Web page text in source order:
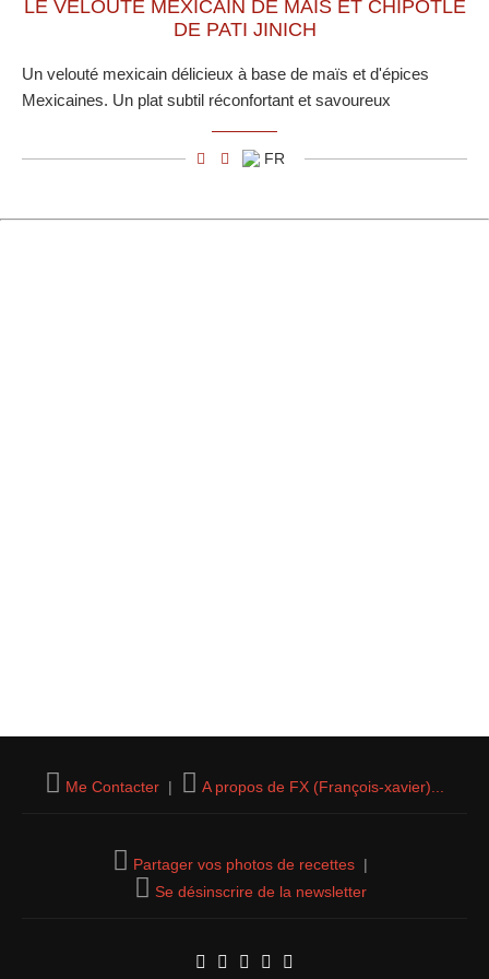
LE VELOUTÉ MEXICAIN DE MAÏS ET CHIPOTLÉ
DE PATI JINICH
Un velouté mexicain délicieux à base de maïs et d'épices
Mexicaines. Un plat subtil réconfortant et savoureux
FR
Me Contacter | A propos de FX (François-xavier)...
Partager vos photos de recettes |
Se désinscrire de la newsletter